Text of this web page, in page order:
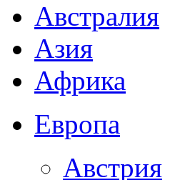
Австралия
Азия
Африка
Европа
Австрия